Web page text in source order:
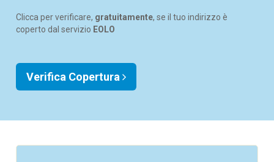
Clicca per verificare, gratuitamente, se il tuo indirizzo è
coperto dal servizio EOLO
Verifica Copertura